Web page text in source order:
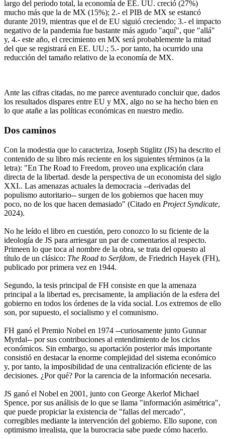
largo del periodo total, la economía de EE. UU. creció (27%)
mucho más que la de MX (15%); 2.- el PIB de MX se estancó
durante 2019, mientras que el de EU siguió creciendo; 3.- el impacto
negativo de la pandemia fue bastante más agudo "aquí", que "allá"
y, 4.- este año, el crecimiento en MX será probablemente la mitad
del que se registrará en EE. UU.; 5.- por tanto, ha ocurrido una
reducción del tamaño relativo de la economía de MX.
Ante las cifras citadas, no me parece aventurado concluir que, dados
los resultados dispares entre EU y MX, algo no se ha hecho bien en
lo que atañe a las políticas económicas en nuestro medio.
Dos caminos
Con la modestia que lo caracteriza, Joseph Stiglitz (JS) ha descrito el
contenido de su libro más reciente en los siguientes términos (a la
letra): "En The Road to Freedom, proveo una explicación clara
directa de la libertad. desde la perspectiva de un economista del siglo
XXI.. Las amenazas actuales la democracia --derivadas del
populismo autoritario-- surgen de los gobiernos que hacen muy
poco, no de los que hacen demasiado" (Citado en Project Syndicate,
2024).
No he leído el libro en cuestión, pero conozco lo su ficiente de la
ideología de JS para arriesgar un par de comentarios al respecto.
Primeen lo que toca al nombre de la obra, se trata del opuesto al
título de un clásico: The Road to Serfdom, de Friedrich Hayek (FH),
publicado por primera vez en 1944.
Segundo, la tesis principal de FH consiste en que la amenaza
principal a la libertad es, precisamente, la ampliación de la esfera del
gobierno en todos los órdenes de la vida social. Los extremos de ello
son, por supuesto, el socialismo y el comunismo.
FH ganó el Premio Nobel en 1974 --curiosamente junto Gunnar
Myrdal-- por sus contribuciones al entendimiento de los ciclos
económicos. Sin embargo, su aportación posterior más importante
consistió en destacar la enorme complejidad del sistema económico
y, por tanto, la imposibilidad de una centralización eficiente de las
decisiones. ¿Por qué? Por la carencia de la información necesaria.
JS ganó el Nobel en 2001, junto con George Akerlof Michael
Spence, por sus análisis de lo que se llama "información asimétrica",
que puede propiciar la existencia de "fallas del mercado",
corregibles mediante la intervención del gobierno. Ello supone, con
optimismo irrealista, que la burocracia sabe puede cómo hacerlo.